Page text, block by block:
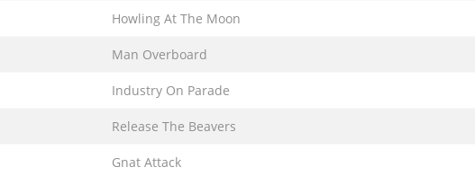
Howling At The Moon
Man Overboard
Industry On Parade
Release The Beavers
Gnat Attack